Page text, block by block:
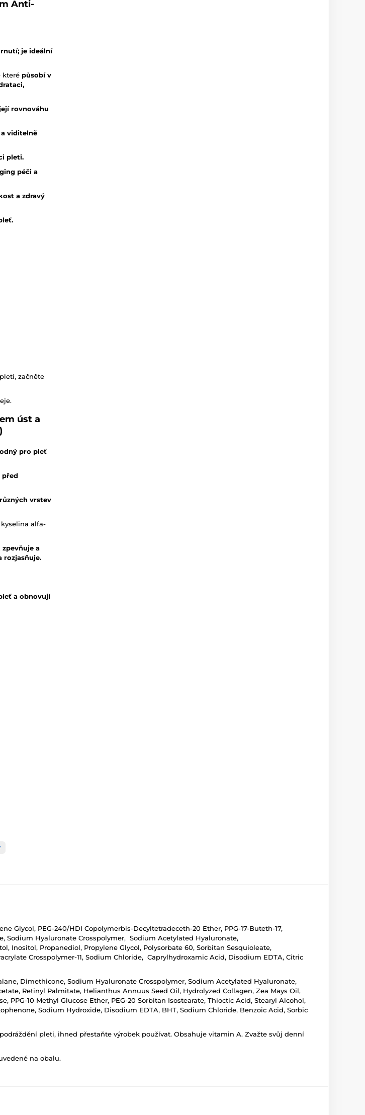
Anti-
je ideální
které působí v
rovnováhu
viditelně
pleti.
péči a
a zdravý
začněte
úst a
pro pleť
před
vrstev
alfa-
zpevňuje a
rozjasňuje.
a obnovují
Glycol, PEG-240/HDI Copolymerbis-Decyltetradeceth-20 Ether, PPG-17-Buteth-17,
Sodium Hyaluronate Crosspolymer, Sodium Acetylated Hyaluronate,
Inositol, Propanediol, Propylene Glycol, Polysorbate 60, Sorbitan Sesquioleate,
Crosspolymer-11, Sodium Chloride, Caprylhydroxamic Acid, Disodium EDTA, Citric
Dimethicone, Sodium Hyaluronate Crosspolymer, Sodium Acetylated Hyaluronate,
Retinyl Palmitate, Helianthus Annuus Seed Oil, Hydrolyzed Collagen, Zea Mays Oil,
PPG-10 Methyl Glucose Ether, PEG-20 Sorbitan Isostearate, Thioctic Acid, Stearyl Alcohol,
Sodium Hydroxide, Disodium EDTA, BHT, Sodium Chloride, Benzoic Acid, Sorbic
pleti, ihned přestaňte výrobek používat. Obsahuje vitamin A. Zvažte svůj denní
na obalu.